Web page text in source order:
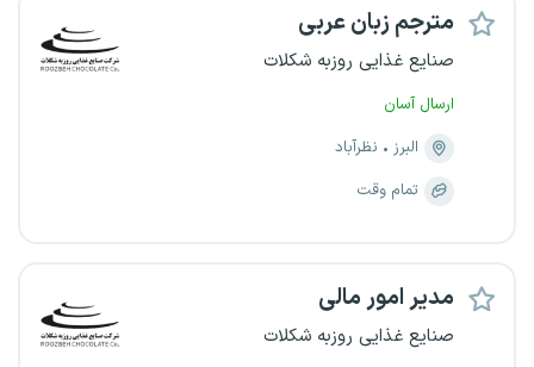
مترجم زبان عربی
صنایع غذایی روزبه شکلات
ارسال آسان
البرز
نظرآباد
تمام وقت
مدیر امور مالی
صنایع غذایی روزبه شکلات